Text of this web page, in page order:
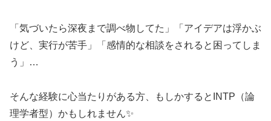
「気づいたら深夜まで調べ物してた」「アイデアは浮かぶ
けど、実行が苦手」「感情的な相談をされると困ってしま
う」…
そんな経験に心当たりがある方、もしかするとINTP（論
理学者型）かもしれません✨